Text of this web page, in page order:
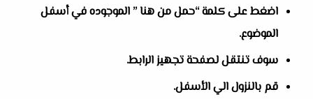
اضغط على كلمة “حمل من هنا ” الموجوده في أسفل
الموضوع.
سوف تنتقل لصفحة تجهيز الرابط.
قم بالنزول الي الأسفل.